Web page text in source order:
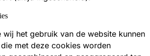
wij het gebruik van de website kunnen
met deze cookies worden